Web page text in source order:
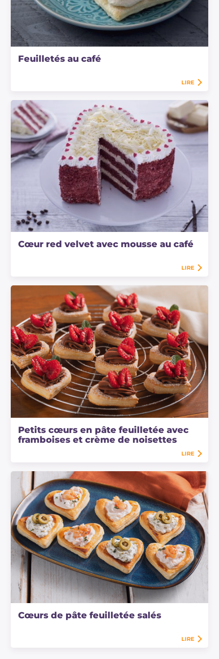
Feuilletés au café
LIRE
Cœur red velvet avec mousse au café
LIRE
Petits cœurs en pâte feuilletée avec
framboises et crème de noisettes
LIRE
Cœurs de pâte feuilletée salés
LIRE